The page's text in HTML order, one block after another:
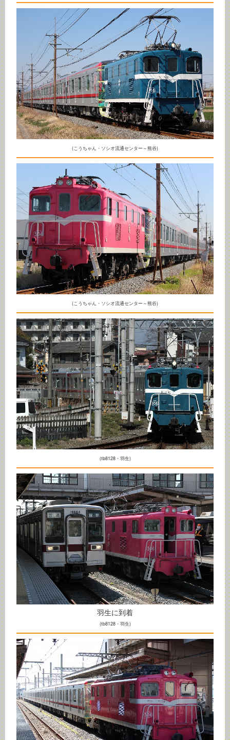
(こうちゃん・ソシオ流通センター～熊谷)
(こうちゃん・ソシオ流通センター～熊谷)
(tb8128・羽生)
羽生に到着
(tb8128・羽生)